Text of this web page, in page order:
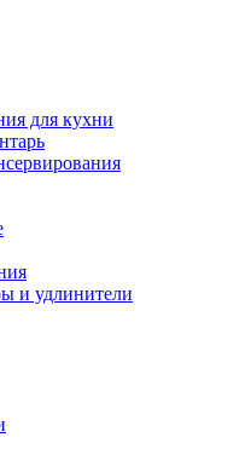
для кухни
и удлинители